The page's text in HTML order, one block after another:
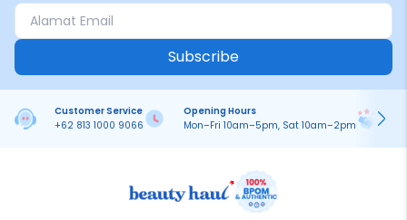
Subscribe
Customer Service
+62 813 1000 9066
Opening Hours
Mon–Fri 10am–5pm, Sat 10am–2pm